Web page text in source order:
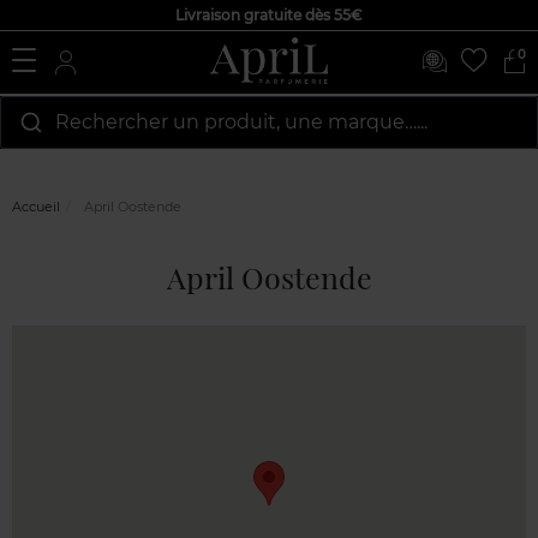
Livraison gratuite dès 55€
0
Rechercher un produit, une marque…...
Accueil April Oostende
April Oostende